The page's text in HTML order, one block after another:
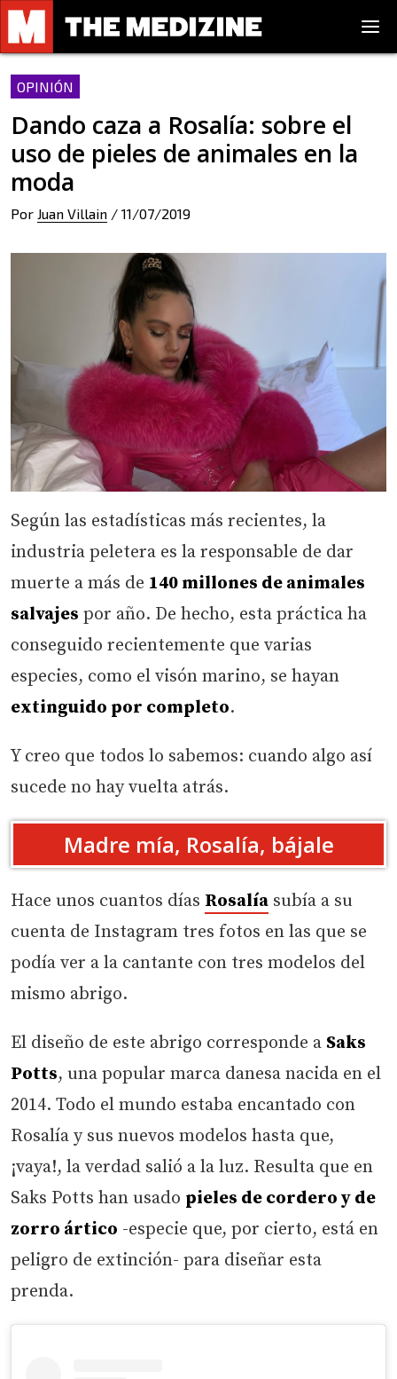
OPINIÓN
Dando caza a Rosalía: sobre el
uso de pieles de animales en la
moda
Por Juan Villain / 11/07/2019
Según las estadísticas más recientes, la
industria peletera es la responsable de dar
muerte a más de 140 millones de animales
salvajes por año. De hecho, esta práctica ha
conseguido recientemente que varias
especies, como el visón marino, se hayan
extinguido por completo.
Y creo que todos lo sabemos: cuando algo así
sucede no hay vuelta atrás.
Madre mía, Rosalía, bájale
Hace unos cuantos días Rosalía subía a su
cuenta de Instagram tres fotos en las que se
podía ver a la cantante con tres modelos del
mismo abrigo.
El diseño de este abrigo corresponde a Saks
Potts, una popular marca danesa nacida en el
2014. Todo el mundo estaba encantado con
Rosalía y sus nuevos modelos hasta que,
¡vaya!, la verdad salió a la luz. Resulta que en
Saks Potts han usado pieles de cordero y de
zorro ártico -especie que, por cierto, está en
peligro de extinción- para diseñar esta
prenda.